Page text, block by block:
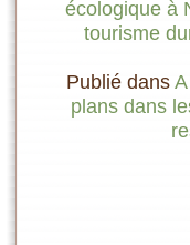
écologique à
tourisme
Publié dans
plans dans